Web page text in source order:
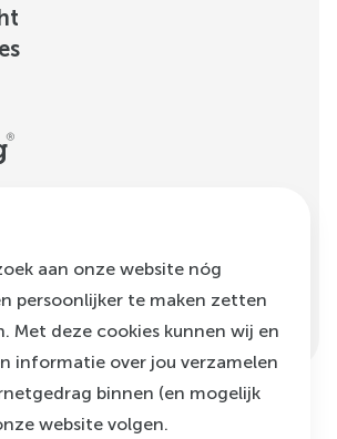
,2026
aan onze website nóg
persoonlijker te maken zetten
Met deze cookies kunnen wij en
informatie over jou verzamelen
binnen (en mogelijk
website volgen.